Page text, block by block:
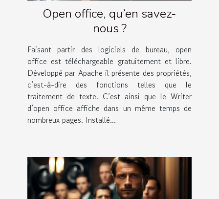
Open office, qu’en savez-
nous ?
Faisant partir des logiciels de bureau, open
office est téléchargeable gratuitement et libre.
Développé par Apache il présente des propriétés,
c’est-à-dire des fonctions telles que le
traitement de texte. C’est ainsi que le Writer
d’open office affiche dans un même temps de
nombreux pages. Installé...